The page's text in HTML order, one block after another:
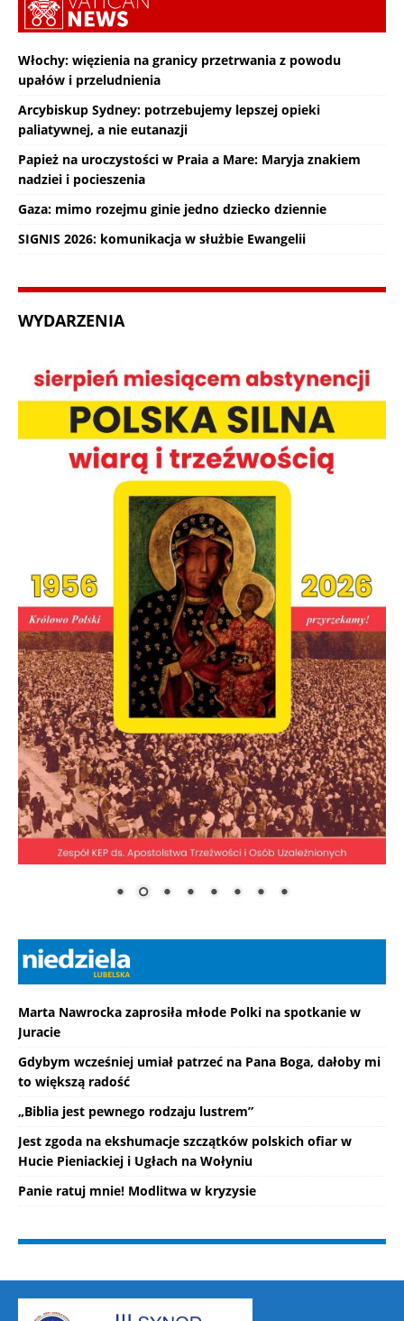
Włochy: więzienia na granicy przetrwania z powodu
upałów i przeludnienia
Arcybiskup Sydney: potrzebujemy lepszej opieki
paliatywnej, a nie eutanazji
Papież na uroczystości w Praia a Mare: Maryja znakiem
nadziei i pocieszenia
Gaza: mimo rozejmu ginie jedno dziecko dziennie
SIGNIS 2026: komunikacja w służbie Ewangelii
WYDARZENIA
Marta Nawrocka zaprosiła młode Polki na spotkanie w
Juracie
Gdybym wcześniej umiał patrzeć na Pana Boga, dałoby mi
to większą radość
„Biblia jest pewnego rodzaju lustrem”
Jest zgoda na ekshumacje szczątków polskich ofiar w
Hucie Pieniackiej i Ugłach na Wołyniu
Panie ratuj mnie! Modlitwa w kryzysie